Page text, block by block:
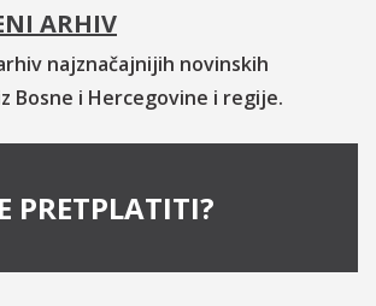
ARHIV
najznačajnijih novinskih
Bosne i Hercegovine i regije.
PRETPLATITI?